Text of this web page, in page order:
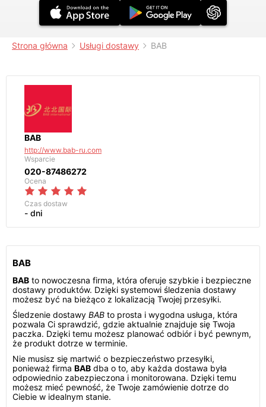
Strona główna Usługi dostawy BAB
BAB
http://www.bab-ru.com
Wsparcie
020-87486272
Ocena
Czas dostaw
- dni
BAB
BAB to nowoczesna firma, która oferuje szybkie i bezpieczne
dostawy produktów. Dzięki systemowi śledzenia dostawy
możesz być na bieżąco z lokalizacją Twojej przesyłki.
Śledzenie dostawy BAB to prosta i wygodna usługa, która
pozwala Ci sprawdzić, gdzie aktualnie znajduje się Twoja
paczka. Dzięki temu możesz planować odbiór i być pewnym,
że produkt dotrze w terminie.
Nie musisz się martwić o bezpieczeństwo przesyłki,
ponieważ firma BAB dba o to, aby każda dostawa była
odpowiednio zabezpieczona i monitorowana. Dzięki temu
możesz mieć pewność, że Twoje zamówienie dotrze do
Ciebie w idealnym stanie.